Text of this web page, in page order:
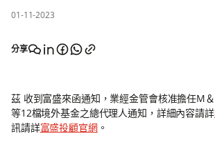
01-11-2023
分享
茲 收到富盛來函通知，業經金管會核准擔任M
等12檔境外基金之總代理人通知，詳細內容請詳
訊請詳富盛投顧官網。